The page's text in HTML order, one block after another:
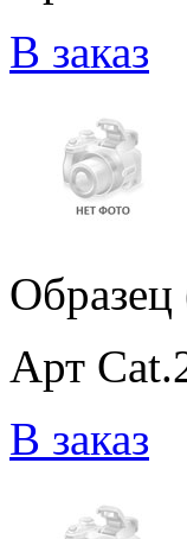
В заказ
Арт
В заказ